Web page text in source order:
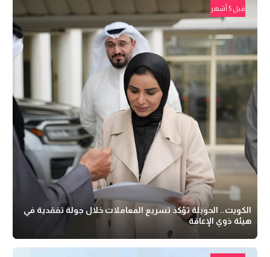
قبل 5 أشهر
الكويت.. الحويلة تؤكد تسريع المعاملات خلال جولة تفقدية في
هيئة ذوي الإعاقة